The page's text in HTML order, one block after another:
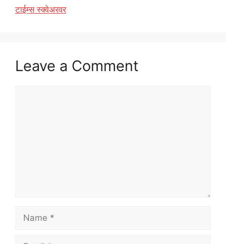
टाईम्स स्क्वेअरवर
Leave a Comment